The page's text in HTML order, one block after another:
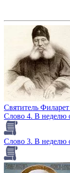
Святитель
Слово 4. В неделю
Слово 3. В неделю